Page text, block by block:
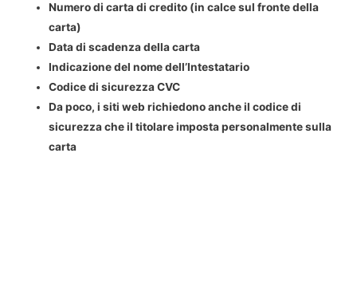
Numero di carta di credito (in calce sul fronte della
carta)
Data di scadenza della carta
Indicazione del nome dell’Intestatario
Codice di sicurezza CVC
Da poco, i siti web richiedono anche il codice di
sicurezza che il titolare imposta personalmente sulla
carta